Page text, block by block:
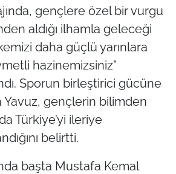
gençlere özel bir vurgu
aldığı ilhamla geleceği
daha güçlü yarınlara
hazinemizsiniz”
Sporun birleştirici gücüne
gençlerin bilimden
Türkiye’yi ileriye
belirtti.
başta Mustafa Kemal